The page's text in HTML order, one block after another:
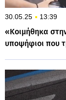
30.05.25 13:39
«Κοιμήθηκα
υποψήφιοι που